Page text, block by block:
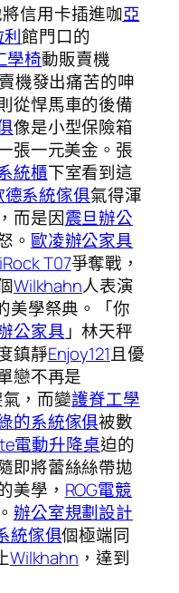
信用卡插進咖亞
利館門口的
學椅動販賣機
機發出痛苦的呻
從悍馬車的後備
像是小型保險箱
張一元美金。張
統櫃下室看到這
德系統傢俱氣得渾
而是因震旦辦公
。 歐凌辦公家具
iRock T07爭奪戰，
Wilkhahn人表演
美學祭典。「你
公家具 」林天秤
鎮靜Enjoy121且優
戀不再是
，而變護脊工學
的系統傢俱被數
電動升降桌迫的
即將蕾絲絲帶拋
美學， ROG電競
辦公室規劃設計
統傢俱個極端同
Wilkhahn ，達到